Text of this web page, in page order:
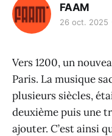
FAAM
26 oct. 2025
Vers 1200, un
Paris. La musique
plusieurs siècles,
deuxième puis une
ajouter. C’est ainsi